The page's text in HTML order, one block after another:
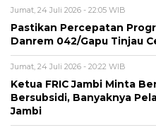
Jumat, 24 Juli 2026 - 22:05 WIB
Pastikan Percepatan
Danrem 042/Gapu Tinjau
Jumat, 24 Juli 2026 - 20:22 WIB
Ketua FRIC Jambi Minta
Bersubsidi, Banyaknya
Jambi